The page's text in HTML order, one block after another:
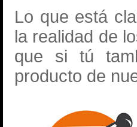
Lo que está
la realidad de
que si tú
producto de